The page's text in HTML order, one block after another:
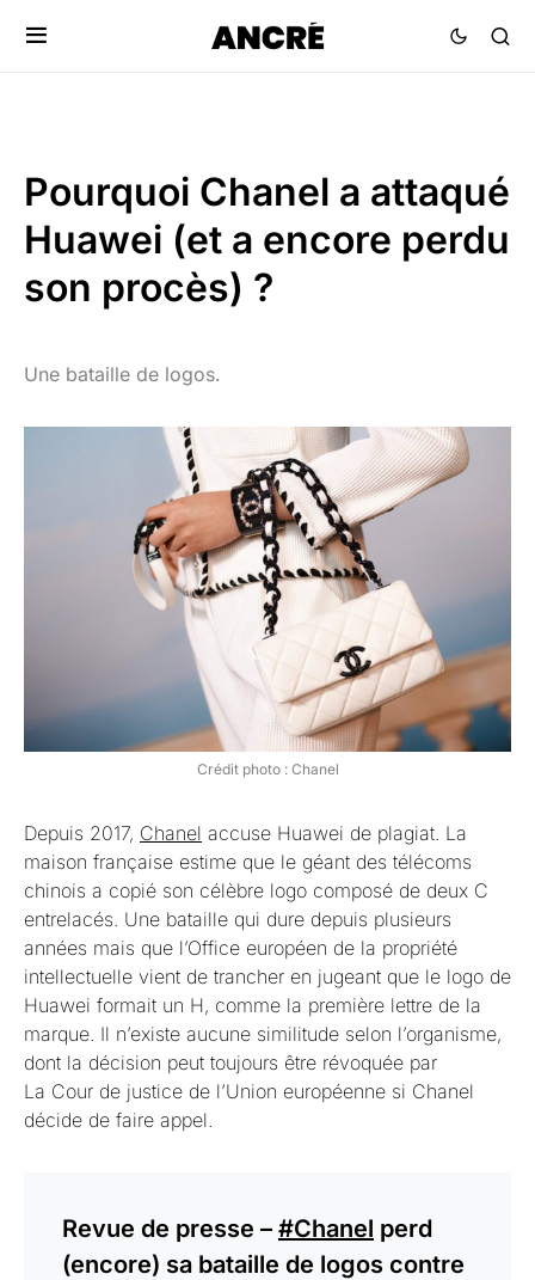
Pourquoi Chanel a attaqué
Huawei (et a encore perdu
son procès) ?
Une bataille de logos.
Crédit photo : Chanel
Depuis 2017, Chanel accuse Huawei de plagiat. La
maison française estime que le géant des télécoms
chinois a copié son célèbre logo composé de deux C
entrelacés. Une bataille qui dure depuis plusieurs
années mais que l’Office européen de la propriété
intellectuelle vient de trancher en jugeant que le logo de
Huawei formait un H, comme la première lettre de la
marque. Il n’existe aucune similitude selon l’organisme,
dont la décision peut toujours être révoquée par
La Cour de justice de l’Union européenne si Chanel
décide de faire appel.
Revue de presse – #Chanel perd
(encore) sa bataille de logos contre